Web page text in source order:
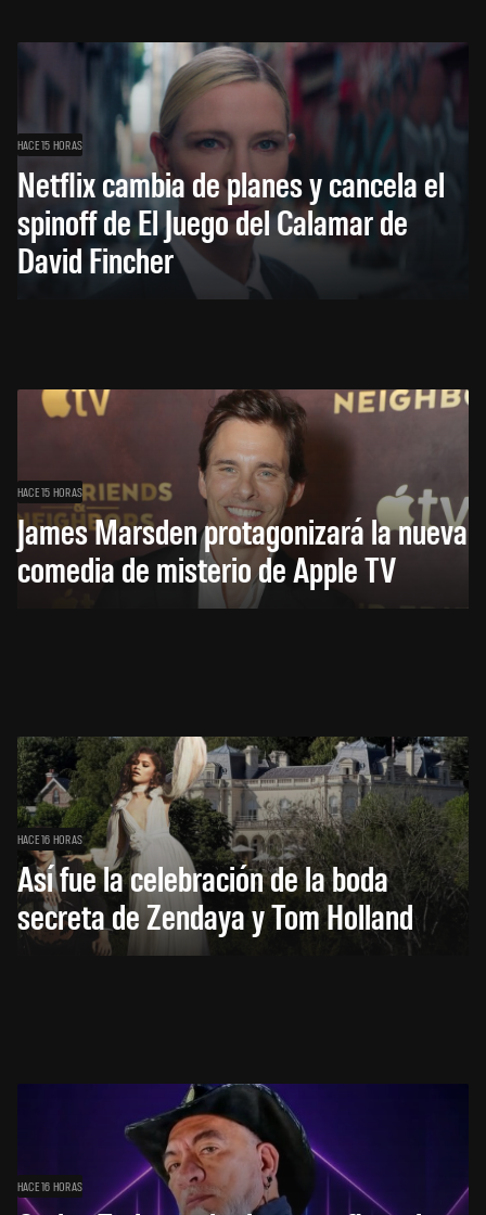
HACE 15 HORAS
Netflix cambia de planes y cancela el
spinoff de El Juego del Calamar de
David Fincher
HACE 15 HORAS
James Marsden protagonizará la nueva
comedia de misterio de Apple TV
HACE 16 HORAS
Así fue la celebración de la boda
secreta de Zendaya y Tom Holland
HACE 16 HORAS